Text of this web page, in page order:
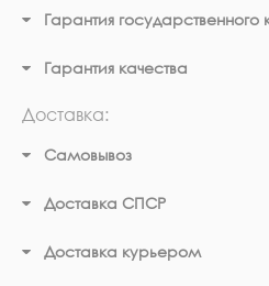
Гарантия государственного
Гарантия качества
Доставка:
Самовывоз
Доставка СПСР
Доставка курьером